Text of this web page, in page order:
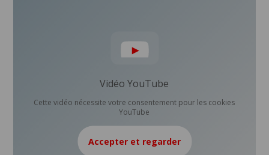
Vidéo YouTube
Cette vidéo nécessite votre consentement pour les cookies
YouTube
Accepter et regarder